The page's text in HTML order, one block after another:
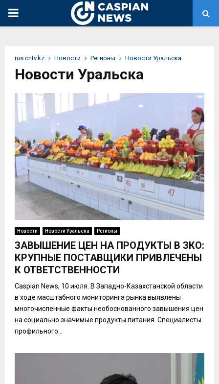
PRIMARY
rus.cntv.kz Новости Регионы Новости Уральска
Новости Уральска
Новости Новости Уральска Регионы
ЗАВЫШЕНИЕ ЦЕН НА ПРОДУКТЫ В ЗКО:
КРУПНЫЕ ПОСТАВЩИКИ ПРИВЛЕЧЕНЫ
К ОТВЕТСТВЕННОСТИ
Caspian News, 10 июля. В Западно-Казахстанской области
в ходе масштабного мониторинга рынка выявлены
многочисленные факты необоснованного завышения цен
на социально значимые продукты питания. Специалисты
профильного...